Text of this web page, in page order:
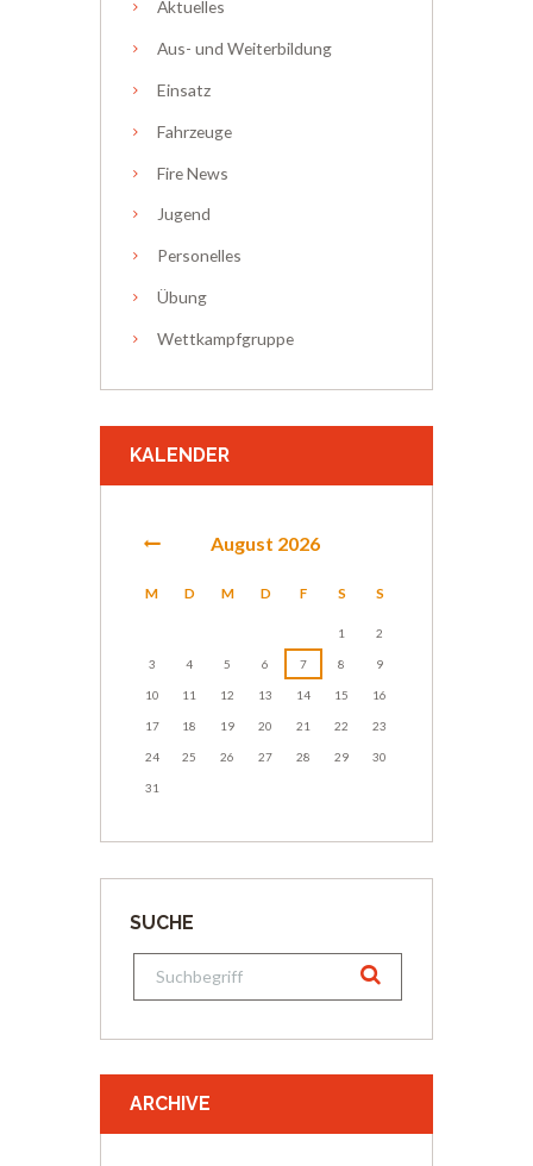
Aktuelles
Aus- und Weiterbildung
Einsatz
Fahrzeuge
Fire News
Jugend
Personelles
Übung
Wettkampfgruppe
KALENDER
August 2026
M D M D F S S
1 2
3 4 5 6 7 8 9
10 11 12 13 14 15 16
17 18 19 20 21 22 23
24 25 26 27 28 29 30
31
SUCHE
ARCHIVE